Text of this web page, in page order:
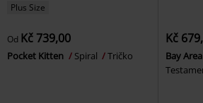
Plus Size
Od Kč 739,00
Pocket Kitten Spiral Tričko
Kč
Bay